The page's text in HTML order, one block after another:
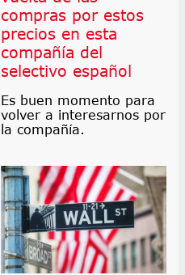
compras por estos
precios en esta
compañía del
selectivo español
Es buen momento para
volver a interesarnos por
la compañía.